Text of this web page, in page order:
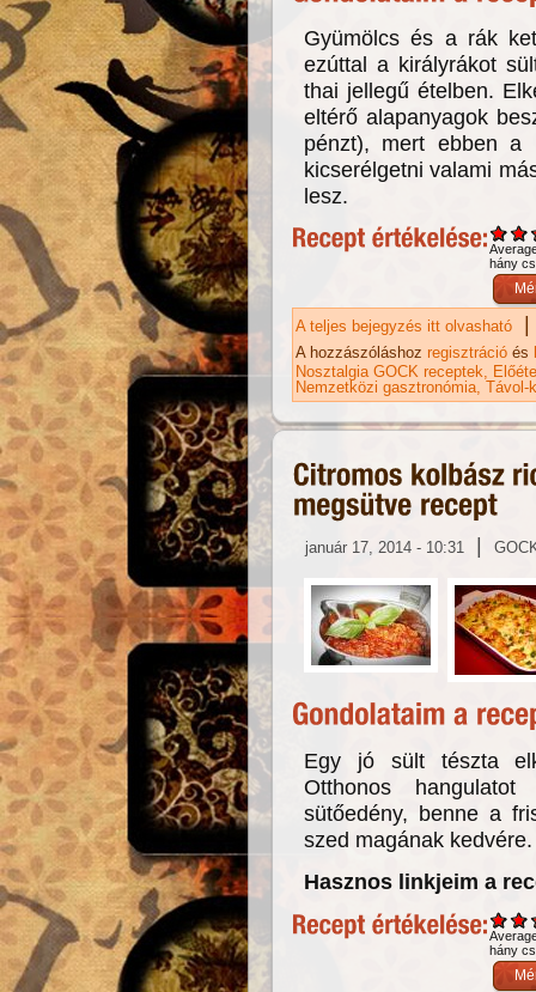
Gyümölcs és a rák
ezúttal a királyrákot
thai jellegű ételben.
eltérő alapanyagok
pénzt), mert ebben a
kicserélgetni valami
lesz.
hány
A teljes bejegyzés itt olvasható |
A hozzászóláshoz regisztráció és
Nosztalgia GOCK receptek
Nemzetközi gasztronómia Távol-
január 17, 2014 - 10:31 |
Egy jó sült tészta
Otthonos
sütőedény, benne a
szed magának kedvére.
Hasznos linkjeim a
hány